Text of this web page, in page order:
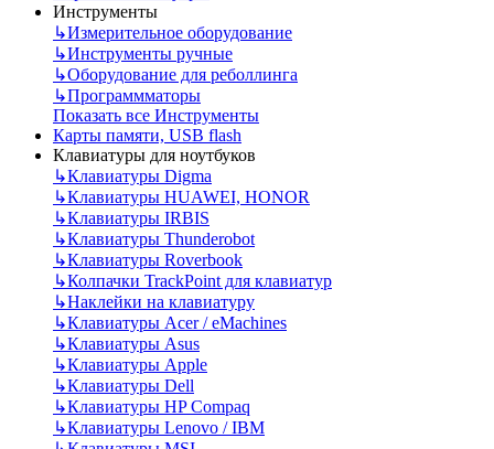
Инструменты
↳Измерительное оборудование
↳Инструменты ручные
↳Оборудование для реболлинга
↳Программматоры
Показать все Инструменты
Карты памяти, USB flash
Клавиатуры для ноутбуков
↳Клавиатуры Digma
↳Клавиатуры HUAWEI, HONOR
↳Клавиатуры IRBIS
↳Клавиатуры Thunderobot
↳Клавиатуры Roverbook
↳Колпачки TrackPoint для клавиатур
↳Наклейки на клавиатуру
↳Клавиатуры Acer / eMachines
↳Клавиатуры Asus
↳Клавиатуры Apple
↳Клавиатуры Dell
↳Клавиатуры HP Compaq
↳Клавиатуры Lenovo / IBM